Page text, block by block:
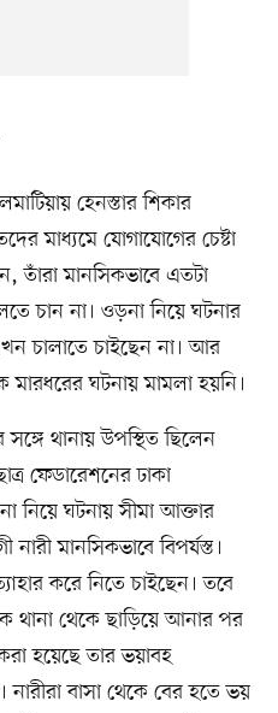
হেনস্তার শিকার
মাধ্যমে যোগাযোগের চেষ্টা
তাঁরা মানসিকভাবে এতটা
চান না। ওড়না নিয়ে ঘটনার
চালাতে চাইছেন না। আর
মারধরের ঘটনায় মামলা হয়নি।
থানায় উপস্থিত ছিলেন
ফেডারেশনের ঢাকা
নিয়ে ঘটনায় সীমা আক্তার
মানসিকভাবে বিপর্যস্ত।
করে নিতে চাইছেন। তবে
থানা থেকে ছাড়িয়ে আনার পর
হয়েছে তার ভয়াবহ
বাসা থেকে বের হতে ভয়